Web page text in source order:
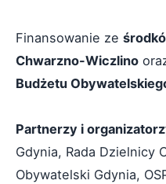
Finansowanie ze
Chwarzno-Wiczlino
Budżetu
Partnerzy i
Gdynia, Rada Dzielnicy
Obywatelski Gdynia,